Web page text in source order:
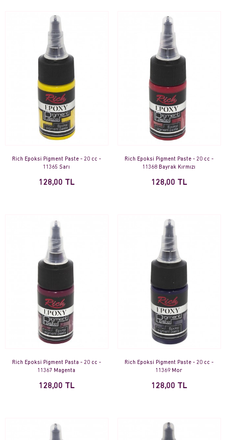
Rich Epoksi Pigment Paste - 20 cc -
11365 Sarı
128,00 TL
Rich Epoksi Pigment Paste - 20 cc -
11368 Bayrak Kırmızı
128,00 TL
Rich Epoksi Pigment Pasta - 20 cc -
11367 Magenta
128,00 TL
Rich Epoksi Pigment Paste - 20 cc -
11369 Mor
128,00 TL